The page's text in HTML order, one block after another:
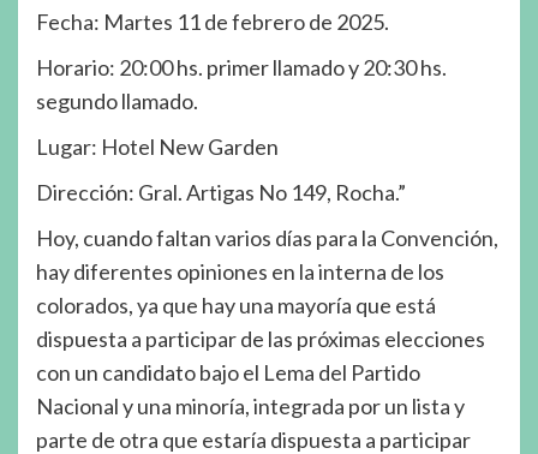
Fecha: Martes 11 de febrero de 2025.
Horario: 20:00 hs. primer llamado y 20:30 hs.
segundo llamado.
Lugar: Hotel New Garden
Dirección: Gral. Artigas No 149, Rocha.”
Hoy, cuando faltan varios días para la Convención,
hay diferentes opiniones en la interna de los
colorados, ya que hay una mayoría que está
dispuesta a participar de las próximas elecciones
con un candidato bajo el Lema del Partido
Nacional y una minoría, integrada por un lista y
parte de otra que estaría dispuesta a participar